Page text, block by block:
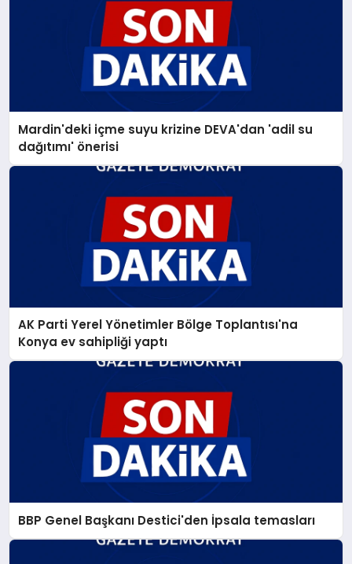
Mardin'deki içme suyu krizine DEVA'dan 'adil su
dağıtımı' önerisi
AK Parti Yerel Yönetimler Bölge Toplantısı'na
Konya ev sahipliği yaptı
BBP Genel Başkanı Destici'den İpsala temasları